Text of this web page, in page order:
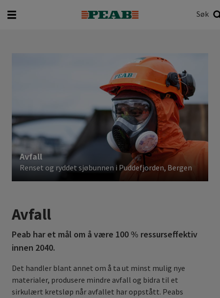
Søk
Avfall
Renset og ryddet sjøbunnen i Puddefjorden, Bergen
Avfall
Peab har et mål om å være 100 % ressurseffektiv
innen 2040.
Det handler blant annet om å ta ut minst mulig nye
materialer, produsere mindre avfall og bidra til et
sirkulært kretsløp når avfallet har oppstått. Peabs